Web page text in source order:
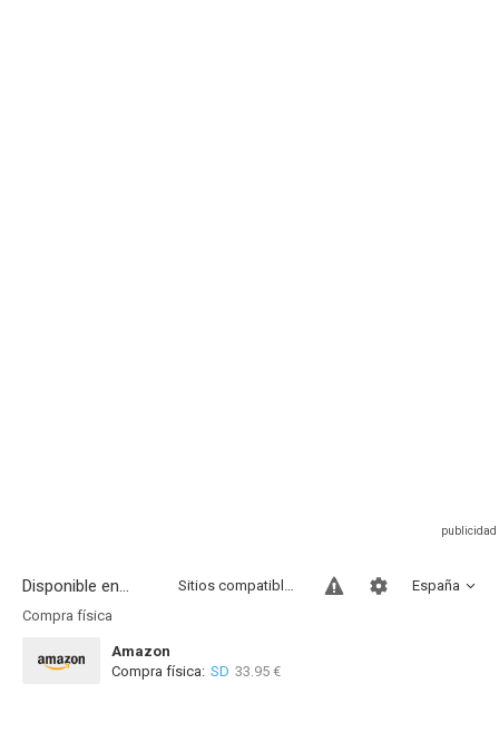
Disponible en... España
Sitios compatibles
Compra física
Amazon
Compra física: SD 33.95 €